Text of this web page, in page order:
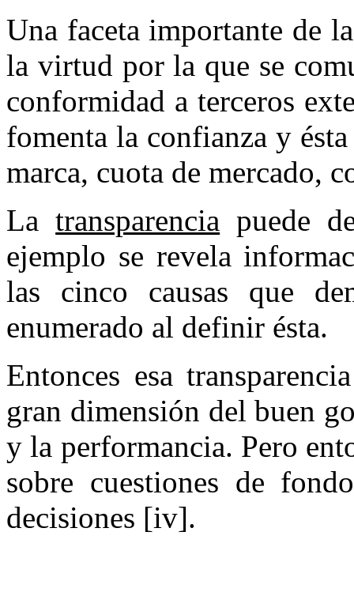
Una faceta importante de
la virtud por la que se
conformidad a terceros
fomenta la confianza y
marca, cuota de mercado,
Latransparencia puede
ejemplo se revela
las cinco causas que
enumerado al definir ésta.
Entonces esa
gran dimensión del buen
y la performancia. Pero
sobre cuestiones de
decisiones [iv].